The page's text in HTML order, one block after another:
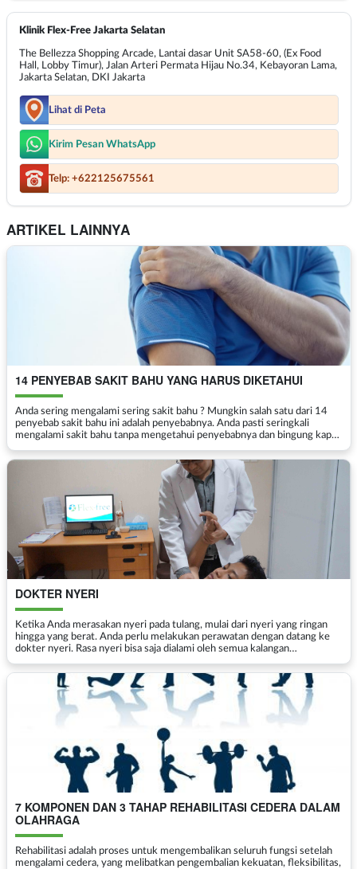
Klinik Flex-Free Jakarta Selatan
The Bellezza Shopping Arcade, Lantai dasar Unit SA58-60, (Ex Food
Hall, Lobby Timur), Jalan Arteri Permata Hijau No.34, Kebayoran Lama,
Jakarta Selatan, DKI Jakarta
Lihat di Peta
Kirim Pesan WhatsApp
Telp: +622125675561
ARTIKEL LAINNYA
14 PENYEBAB SAKIT BAHU YANG HARUS DIKETAHUI
Anda sering mengalami sering sakit bahu ? Mungkin salah satu dari 14
penyebab sakit bahu ini adalah penyebabnya. Anda pasti seringkali
mengalami sakit bahu tanpa mengetahui penyebabnya dan bingung kapan
DOKTER NYERI
Ketika Anda merasakan nyeri pada tulang, mulai dari nyeri yang ringan
hingga yang berat. Anda perlu melakukan perawatan dengan datang ke
dokter nyeri. Rasa nyeri bisa saja dialami oleh semua kalangan
7 KOMPONEN DAN 3 TAHAP REHABILITASI CEDERA DALAM
OLAHRAGA
Rehabilitasi adalah proses untuk mengembalikan seluruh fungsi setelah
mengalami cedera, yang melibatkan pengembalian kekuatan, fleksibilitas,